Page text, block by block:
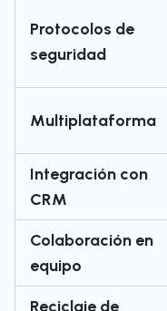
Protocolos de
seguridad
Multiplataforma
Integración con
CRM
Colaboración en
equipo
Reciclaje de